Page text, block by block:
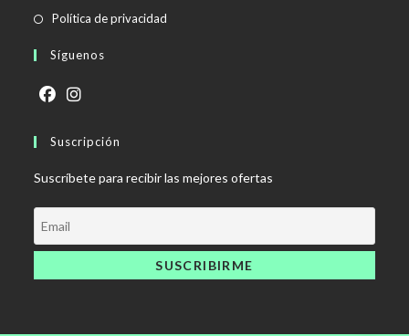
abre
Política de privacidad
Síguenos
abre
una
nueva
pestaña
abre
una
nueva
pestaña
Suscripción
Suscríbete para recibir las mejores ofertas